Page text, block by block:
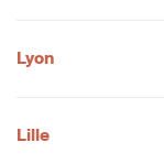
Lyon
Lille